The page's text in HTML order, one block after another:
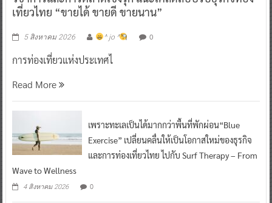
เที่ยวไทย “ขายได้ ขายดี ขายนาน”
5 สิงหาคม 2026 ^ jo ^ 0
การท่องเที่ยวแห่งประเทศไ
Read More
เพราะทะเลเป็นได้มากกว่าพื้นที่พักผ่อน“Blue
Exercise” เปลี่ยนคลื่นให้เป็นโอกาสใหม่ของธุรกิจ
และการท่องเที่ยวไทย ไปกับ Surf Therapy – From
Wave to Wellness
4 สิงหาคม 2026 0